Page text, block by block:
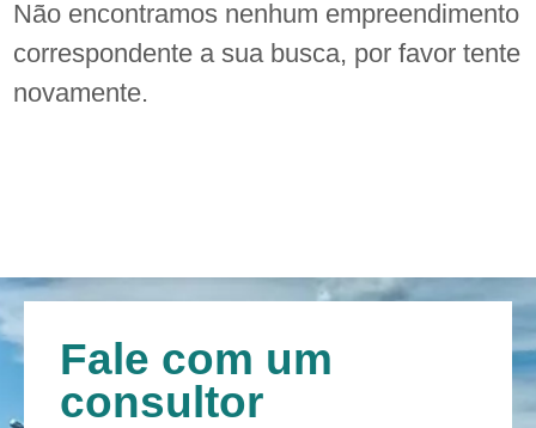
Não encontramos nenhum empreendimento
correspondente a sua busca, por favor tente
novamente.
Fale com um
consultor